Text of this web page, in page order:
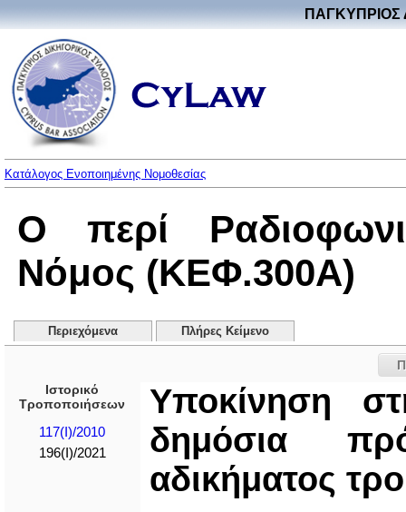
ΠΑΓΚΥΠΡΙΟΣ
Κατάλογος Ενοποιημένης Νομοθεσίας
Ο περί
Νόμος (ΚΕΦ.300Α)
Περιεχόμενα Πλήρες Κείμενο
Ιστορικό
Τροποποιήσεων
117(I)/2010
196(I)/2021
Υποκίνηση
δημόσια
αδικήματος